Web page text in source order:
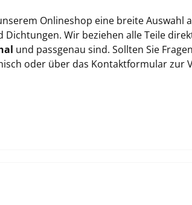
Onlineshop eine breite Auswahl
Wir beziehen alle Teile
und passgenau sind. Sollten Sie
oder über das Kontaktformular zur